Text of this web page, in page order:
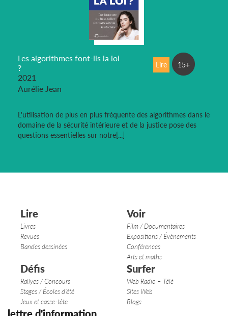
Les algorithmes font-ils la loi
?
2021
Aurélie Jean
L'utilisation de plus en plus fréquente des algorithmes dans le
domaine de la sécurité intérieure et de la justice pose des
questions essentielles sur notre[...]
Lire 15+
Lire
Livres
Revues
Bandes dessinées
Voir
Film / Documentaires
Expositions / Évènements
Conférences
Arts et maths
Défis
Rallyes / Concours
Stages / Écoles d’été
Jeux et casse-tête
Surfer
Web Radio – Télé
Sites Web
Blogs
lettre d'information